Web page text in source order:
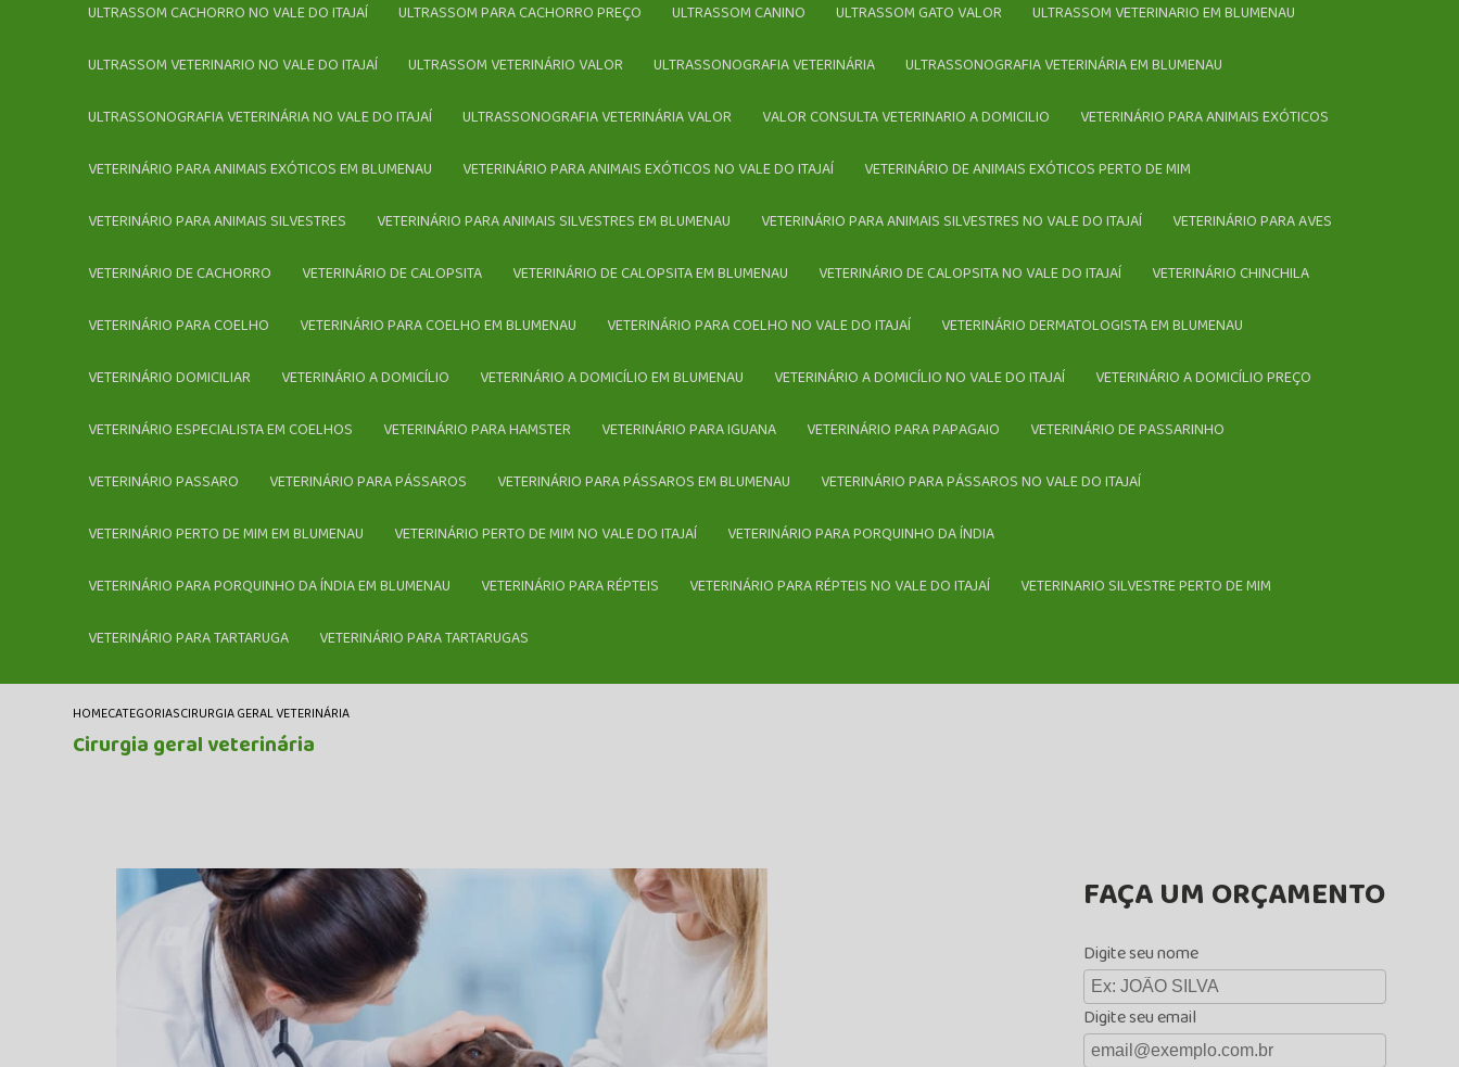
ULTRASSOM CACHORRO NO VALE DO ITAJAÍ
ULTRASSOM PARA CACHORRO PREÇO ULTRASSOM CANINO ULTRASSOM GATO VALOR
ULTRASSOM VETERINARIO EM BLUMENAU
ULTRASSOM VETERINARIO NO VALE DO ITAJAÍ
ULTRASSOM VETERINÁRIO VALOR ULTRASSONOGRAFIA VETERINÁRIA
ULTRASSONOGRAFIA VETERINÁRIA EM BLUMENAU
ULTRASSONOGRAFIA VETERINÁRIA NO VALE DO ITAJAÍ
ULTRASSONOGRAFIA VETERINÁRIA VALOR VALOR CONSULTA VETERINARIO A DOMICILIO
VETERINÁRIO PARA ANIMAIS EXÓTICOS
VETERINÁRIO PARA ANIMAIS EXÓTICOS EM BLUMENAU
VETERINÁRIO PARA ANIMAIS EXÓTICOS NO VALE DO ITAJAÍ
VETERINÁRIO DE ANIMAIS EXÓTICOS PERTO DE MIM
VETERINÁRIO PARA ANIMAIS SILVESTRES
VETERINÁRIO PARA ANIMAIS SILVESTRES EM BLUMENAU VETERINÁRIO PARA ANIMAIS SILVESTRES NO VALE DO ITAJAÍ
VETERINÁRIO PARA AVES
VETERINÁRIO DE CACHORRO
VETERINÁRIO DE CALOPSITA VETERINÁRIO DE CALOPSITA EM BLUMENAU VETERINÁRIO DE CALOPSITA NO VALE DO ITAJAÍ
VETERINÁRIO CHINCHILA
VETERINÁRIO PARA COELHO
VETERINÁRIO PARA COELHO EM BLUMENAU VETERINÁRIO PARA COELHO NO VALE DO ITAJAÍ
VETERINÁRIO DERMATOLOGISTA EM BLUMENAU
VETERINÁRIO DOMICILIAR
VETERINÁRIO A DOMICÍLIO VETERINÁRIO A DOMICÍLIO EM BLUMENAU VETERINÁRIO A DOMICÍLIO NO VALE DO ITAJAÍ
VETERINÁRIO A DOMICÍLIO PREÇO
VETERINÁRIO ESPECIALISTA EM COELHOS
VETERINÁRIO PARA HAMSTER VETERINÁRIO PARA IGUANA VETERINÁRIO PARA PAPAGAIO
VETERINÁRIO DE PASSARINHO
VETERINÁRIO PASSARO
VETERINÁRIO PARA PÁSSAROS VETERINÁRIO PARA PÁSSAROS EM BLUMENAU
VETERINÁRIO PARA PÁSSAROS NO VALE DO ITAJAÍ
VETERINÁRIO PERTO DE MIM EM BLUMENAU
VETERINÁRIO PERTO DE MIM NO VALE DO ITAJAÍ
VETERINÁRIO PARA PORQUINHO DA ÍNDIA
VETERINÁRIO PARA PORQUINHO DA ÍNDIA EM BLUMENAU
VETERINÁRIO PARA RÉPTEIS VETERINÁRIO PARA RÉPTEIS NO VALE DO ITAJAÍ
VETERINARIO SILVESTRE PERTO DE MIM
VETERINÁRIO PARA TARTARUGA
VETERINÁRIO PARA TARTARUGAS
HOMECATEGORIASCIRURGIA GERAL VETERINÁRIA
Cirurgia geral veterinária
FAÇA UM ORÇAMENTO
Digite seu nome
Digite seu email